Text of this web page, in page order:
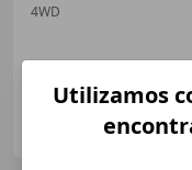
4WD
ES-36214 VIGO
Utilizamos